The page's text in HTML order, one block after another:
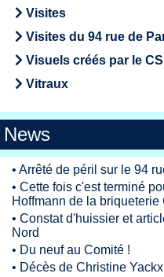
Visites
Visites du 94 rue de
Visuels créés par le
Vitraux
News
• Arrêté de péril sur le 94
• Cette fois c'est terminé
Hoffmann de la briqueterie
• Constat d'huissier et
Nord
• Du neuf au Comité !
• Décès de Christine Yackx